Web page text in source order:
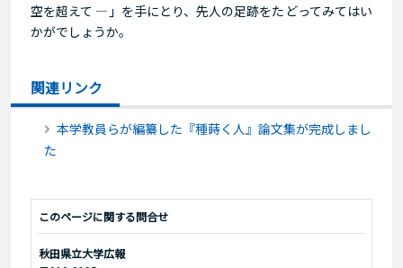
空を超えて ―」を手にとり、先人の足跡をたどってみてはい
かがでしょうか。
関連リンク
本学教員らが編纂した『種蒔く人』論文集が完成しまし
た
このページに関する問合せ
秋田県立大学広報